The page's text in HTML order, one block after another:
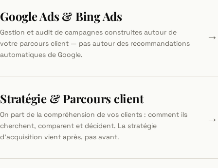
Google Ads & Bing Ads
Gestion et audit de campagnes construites autour de
votre parcours client — pas autour des recommandations
automatiques de Google.
→
Stratégie & Parcours client
On part de la compréhension de vos clients : comment ils
cherchent, comparent et décident. La stratégie
d'acquisition vient après, pas avant.
→